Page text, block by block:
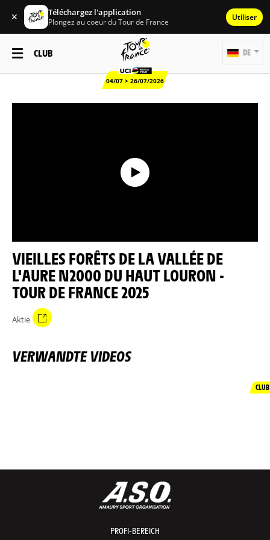
✕ Téléchargez l'application
Plongez au coeur du Tour de France Utiliser
CLUB
04/07 > 26/07/2026
DE
VIEILLES FORÊTS DE LA VALLÉE DE
L'AURE N2000 DU HAUT LOURON -
TOUR DE FRANCE 2025
Aktie
VERWANDTE VIDEOS
CLUB
PROFI-BEREICH